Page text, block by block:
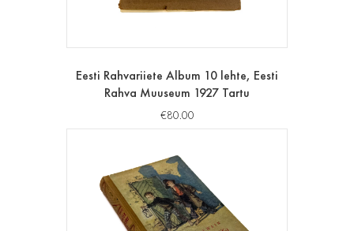
Eesti Rahvariiete Album 10 lehte, Eesti
Rahva Muuseum 1927 Tartu
€80.00